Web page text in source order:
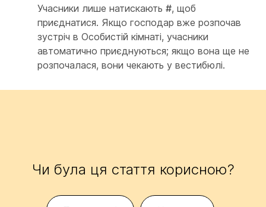
Учасники лише натискають #, щоб
приєднатися. Якщо господар вже розпочав
зустріч в Особистій кімнаті, учасники
автоматично приєднуються; якщо вона ще не
розпочалася, вони чекають у вестибюлі.
Чи була ця стаття корисною?